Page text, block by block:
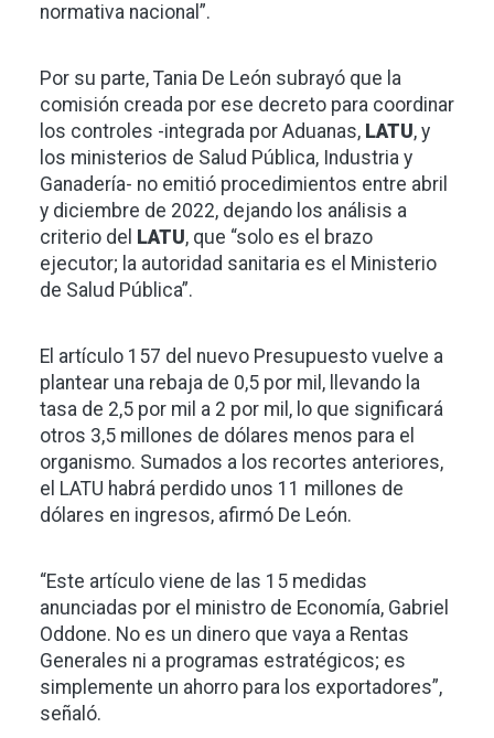
normativa nacional”.
Por su parte, Tania De León subrayó que la
comisión creada por ese decreto para coordinar
los controles -integrada por Aduanas, LATU, y
los ministerios de Salud Pública, Industria y
Ganadería- no emitió procedimientos entre abril
y diciembre de 2022, dejando los análisis a
criterio del
LATU, que “solo es el brazo
ejecutor; la autoridad sanitaria es el Ministerio
de Salud Pública”.
El artículo 157 del nuevo Presupuesto vuelve a
plantear una rebaja de 0,5 por mil, llevando la
tasa de 2,5 por mil a 2 por mil, lo que significará
otros 3,5 millones de dólares menos para el
organismo. Sumados a los recortes anteriores,
el LATU habrá perdido unos 11 millones de
dólares en ingresos, afirmó De León.
“Este artículo viene de las 15 medidas
anunciadas por el ministro de Economía, Gabriel
Oddone. No es un dinero que vaya a Rentas
Generales ni a programas estratégicos; es
simplemente un ahorro para los exportadores”,
señaló.